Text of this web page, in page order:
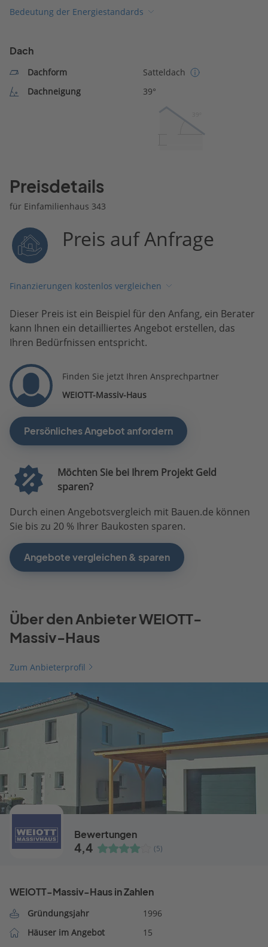
Bedeutung der Energiestandards
Dach
Dachform
Satteldach
Dachneigung
39°
Preisdetails
für Einfamilienhaus 343
Preis auf Anfrage
Finanzierungen kostenlos vergleichen
Dieser Preis ist ein Beispiel für den Anfang, ein Berater
kann Ihnen ein detailliertes Angebot erstellen, das
Ihren Bedürfnissen entspricht.
Finden Sie jetzt Ihren Ansprechpartner
WEIOTT-Massiv-Haus
Persönliches Angebot anfordern
Möchten Sie bei Ihrem Projekt Geld
sparen?
Durch einen Angebotsvergleich mit Bauen.de können
Sie bis zu 20 % Ihrer Baukosten sparen.
Angebote vergleichen & sparen
Über den Anbieter WEIOTT-
Massiv-Haus
Zum Anbieterprofil
Bewertungen
4,4 (5)
WEIOTT-Massiv-Haus in Zahlen
Gründungsjahr
1996
Häuser im Angebot
15